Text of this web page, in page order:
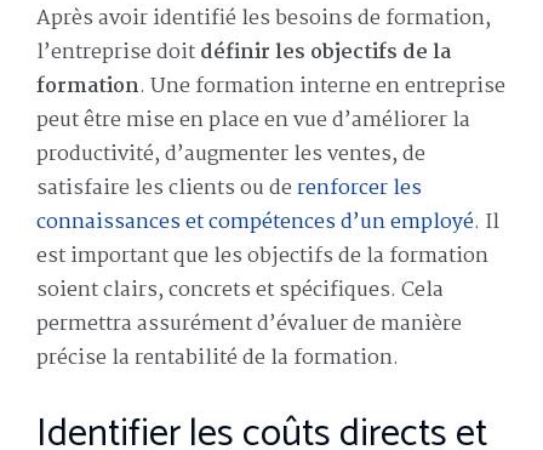
Après avoir identifié les besoins de formation,
l’entreprise doitdéfinir les objectifs de la
formation. Une formation interne en entreprise
peut être mise en place en vue d’améliorer la
productivité, d’augmenter les ventes, de
satisfaire les clients ou derenforcer les
connaissances et compétences d’un employé. Il
est important que les objectifs de la formation
soient clairs, concrets et spécifiques. Cela
permettra assurément d’évaluer de manière
précise la rentabilité de la formation.
Identifier les coûts directs et